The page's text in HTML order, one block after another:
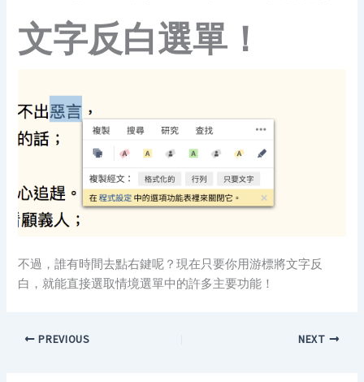
文字反白選單！
不過，誰有時間去點右鍵呢？現在只要你用游標將文字反
白，就能直接選取情境選單中的許多主要功能！
PREVIOUS NEXT